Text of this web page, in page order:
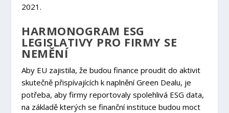
2021.
HARMONOGRAM ESG
LEGISLATIVY PRO FIRMY SE
NEMĚNÍ
Aby EU zajistila, že budou finance proudit do aktivit
skutečně přispívajících k naplnění Green Dealu, je
potřeba, aby firmy reportovaly spolehlivá ESG data,
na základě kterých se finanční instituce budou moct